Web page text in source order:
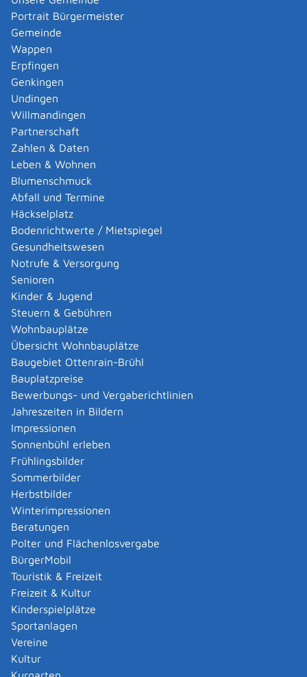
Portrait Bürgermeister
Gemeinde
Wappen
Erpfingen
Genkingen
Undingen
Willmandingen
Partnerschaft
Zahlen & Daten
Leben & Wohnen
Blumenschmuck
Abfall und Termine
Häckselplatz
Bodenrichtwerte / Mietspiegel
Gesundheitswesen
Notrufe & Versorgung
Senioren
Kinder & Jugend
Steuern & Gebühren
Wohnbauplätze
Übersicht Wohnbauplätze
Baugebiet Ottenrain-Brühl
Bauplatzpreise
Bewerbungs- und Vergaberichtlinien
Jahreszeiten in Bildern
Impressionen
Sonnenbühl erleben
Frühlingsbilder
Sommerbilder
Herbstbilder
Winterimpressionen
Beratungen
Polter und Flächenlosvergabe
BürgerMobil
Touristik & Freizeit
Freizeit & Kultur
Kinderspielplätze
Sportanlagen
Vereine
Kultur
Patente, Marken, Ideentransfer
Personalausweis, Reisepass
Pflegeeltern
Sicherheit und Gefahrenabwehr
Spätaussiedler
Stiftungen
Tierhaltung, Tierschutz, Fischerei und
Jagd
Umwelt
Umzug Unternehmen führen
Unternehmen gründen
Unternehmensnachfolge
Verbraucherschutz und Ernährung
Vereine
Vergabe öffentlicher Aufträge
Verkehr und Verkehrswege
Vormundschaft und rechtliche
Betreuung
Wahlen und Bürgerbeteiligung
Wald im Klimawandel